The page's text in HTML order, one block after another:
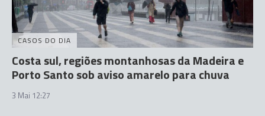
CASOS DO DIA
Costa sul, regiões montanhosas da Madeira e
Porto Santo sob aviso amarelo para chuva
3 Mai 12:27